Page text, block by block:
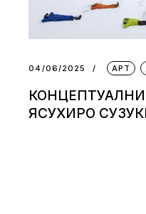
04/06/2025 АРТ
ЯСУХИРО